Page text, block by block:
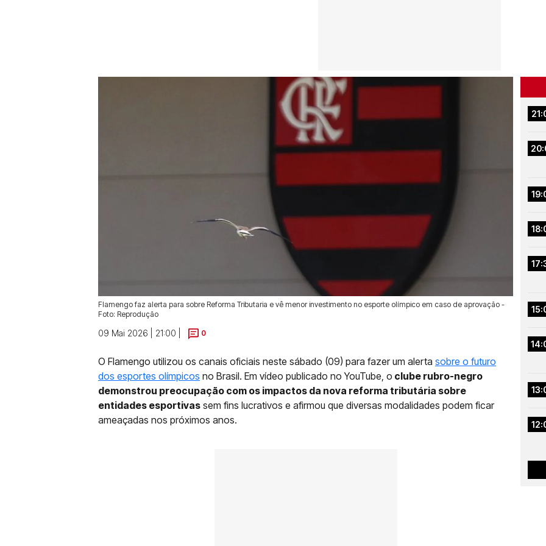
Flamengo faz alerta para sobre Reforma Tributaria e vê menor investimento no esporte olímpico em caso de aprovação -
Foto: Reprodução
09 Mai 2026 | 21:00 | 0
O Flamengo utilizou os canais oficiais neste sábado (09) para fazer um alerta sobre o futuro
dos esportes olímpicos no Brasil. Em vídeo publicado no YouTube, o clube rubro-negro
demonstrou preocupação com os impactos da nova reforma tributária sobre
entidades esportivas sem fins lucrativos e afirmou que diversas modalidades podem ficar
ameaçadas nos próximos anos.